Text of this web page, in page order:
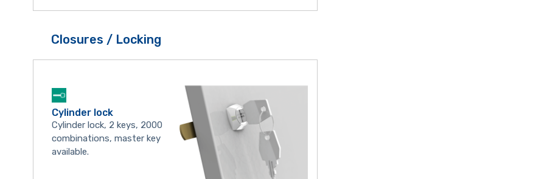
Closures / Locking
Cylinder lock
Cylinder lock, 2 keys, 2000
combinations, master key
available.